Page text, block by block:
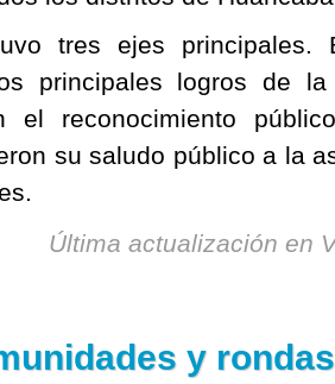
tres ejes
principales logros de
el reconocimiento
su saludo público a la
Última actualización en
y